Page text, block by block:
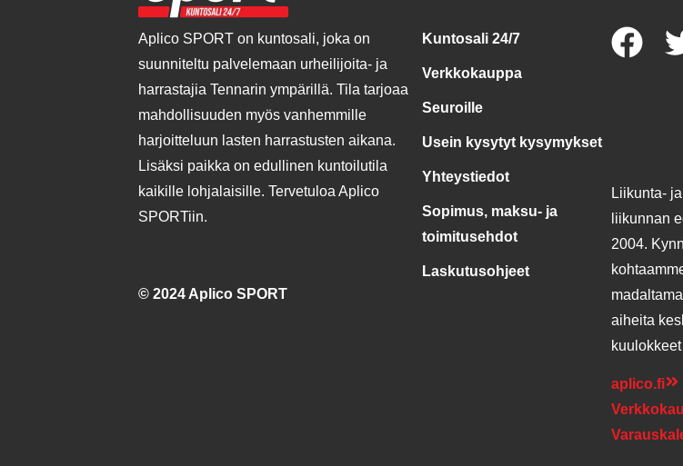
Aplico SPORT on kuntosali, joka on
suunniteltu palvelemaan urheilijoita- ja
harrastajia Tennarin ympärillä. Tila tarjoaa
mahdollisuuden myös vanhemmille
harjoitteluun lasten harrastusten aikana.
Lisäksi paikka on edullinen kuntoilutila
kaikille lohjalaisille. Tervetuloa Aplico
SPORTiin.
© 2024 Aplico SPORT
Kuntosali 24/7
Verkkokauppa
Seuroille
Usein kysytyt kysymykset
Yhteystiedot
Sopimus, maksu- ja
toimitusehdot
Laskutusohjeet
Liikunta-
liikunnan
2004.
aiheita
aplico.fi